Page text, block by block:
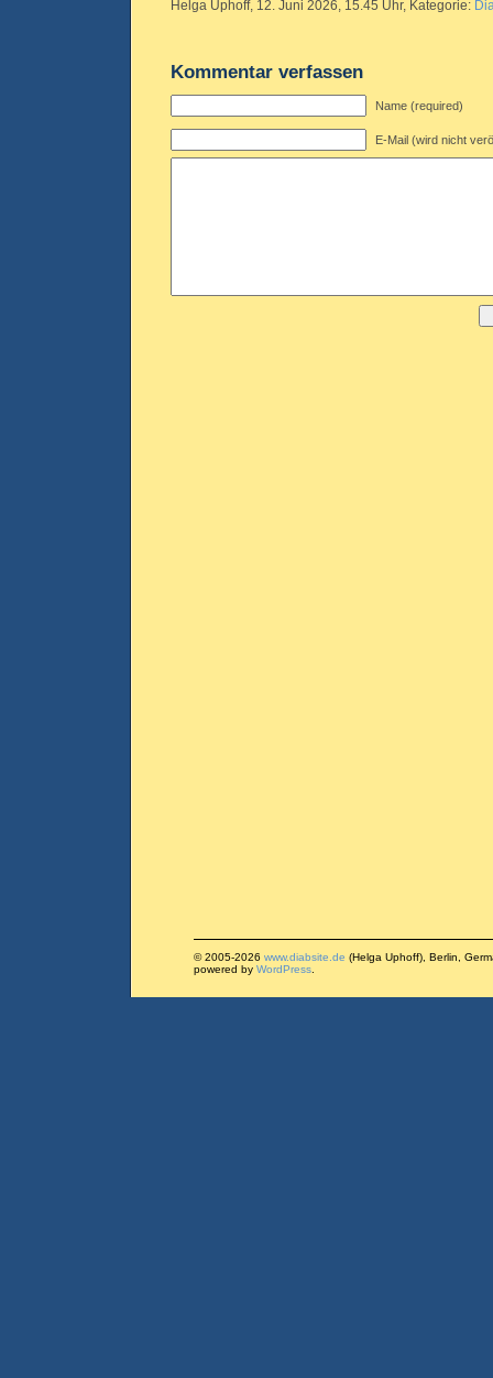
Helga Uphoff, 12. Juni 2026, 15.45 Uhr, Kategorie:
Kommentar verfassen
Name (required)
E-Mail (wird nicht
© 2005-2026 www.diabsite.de (Helga Uphoff), Berlin,
powered by WordPress.